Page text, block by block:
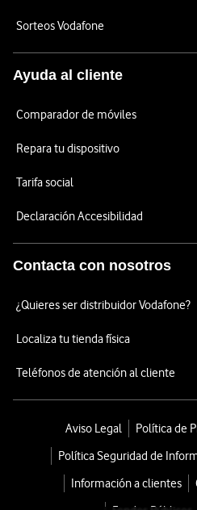
Sorteos Vodafone
Ayuda al cliente
Comparador de móviles
Repara tu dispositivo
Tarifa social
Declaración Accesibilidad
Contacta con nosotros
¿Quieres ser distribuidor Vodafone?
Localiza tu tienda física
Teléfonos de atención al cliente
Aviso Legal
Política de
Política Seguridad de
Información a clientes